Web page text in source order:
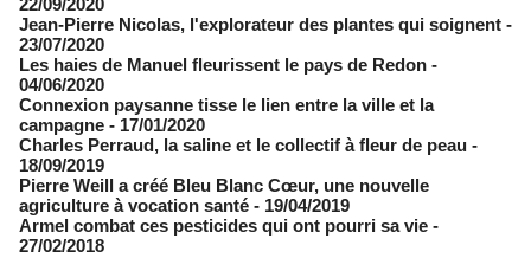
22/09/2020
Jean-Pierre Nicolas, l'explorateur des plantes qui soignent -
23/07/2020
Les haies de Manuel fleurissent le pays de Redon -
04/06/2020
Connexion paysanne tisse le lien entre la ville et la
campagne - 17/01/2020
Charles Perraud, la saline et le collectif à fleur de peau -
18/09/2019
Pierre Weill a créé Bleu Blanc Cœur, une nouvelle
agriculture à vocation santé - 19/04/2019
Armel combat ces pesticides qui ont pourri sa vie -
27/02/2018